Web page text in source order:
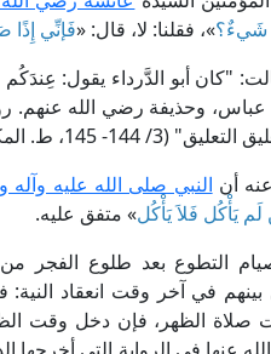
شَيءٌ؟»، فقلنا: لا، قال: «فَإنِّي إِذًا
"كان أبو الدَّرداء يقول:
عباس، وحذيفة رضي الله عنهم.
ط. المكتب الإسلامي).
أن النبي صلى الله عليه وآله
يَأْكُل فَلاَ يَأْكُل» متفق عليه.
التطوع بعد طلوع الفجر
في آخر وقت انعقاد
صلاة الظهر، فإن دخل وقت